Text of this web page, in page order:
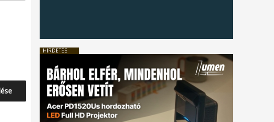
HIRDETÉS